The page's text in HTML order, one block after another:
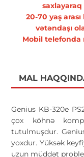
20-70 yaş
vətəndaşı
Mobil telefonda
MAL
Genius KB-320e
çox köhnə
tutulmuşdur.
yoxdur. Yüksək
uzun müddət